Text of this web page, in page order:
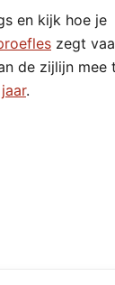
en kijk hoe je
zegt
de zijlijn mee
.